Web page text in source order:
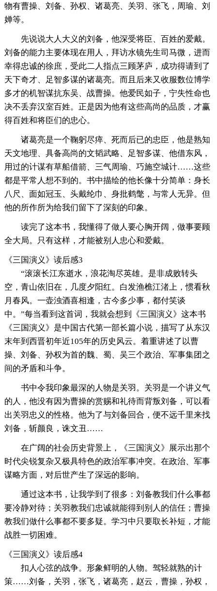
物有曹操、刘备、孙权、诸葛亮、关羽、张飞，周瑜、刘
婵等。
先说说大人大义的刘备，他深受将臣、百姓的爱戴。
刘备的能力主要体现在用人，拜访水镜先生司马微，进而
幸得忠诚的徐庶，受此二人指点三顾茅庐，成功得请到了
天下奇才、足智多谋的诸葛亮。而且后来又收服数位博学
多才的机智谋抗东吴、战曹操。他爱民如子，宁失性命也
决不丢弃汉室百姓。正是因为他有这些高尚的品质，才赢
得百姓和将臣们的忠心。
诸葛亮是一个鞠躬尽瘁、死而后已的忠臣，他是熟知
天文地理、具备高尚的文韬武略、足智多谋、他借东风，
用过的计谋有草船借箭、三气周瑜、巧施空城计……这些
都是平常人想不到的。书中描绘的他长像十分简单：身长
八尺、面如冠玉、头戴纶巾、身批鹤氅，与常人无异。但
他的所作所为给我们留下了深刻的印象。
读完了这本书，我懂得了做人要心胸开阔，做事要顾
全大局。只有这样，才能被别人忠心和爱戴。
《三国演义》读后感3
“滚滚长江东逝水，浪花淘尽英雄。是非成败转头
空，青山依旧在，几度夕阳红。白发渔樵江渚上，惯看秋
月春风。一壶浊酒喜相逢，古今多少事，都付笑谈
中。”每当看到这首词，我就会想到《三国演义》这本书
《三国演义》是中国古代第一部长篇小说，描写了从东汉
末年到西晋初年近105年的历史风云。着重讲述了以曹
操、刘备、孙权为首的魏、蜀、吴三个政治、军事集团之
间的矛盾和斗争。
书中令我印象最深的人物是关羽。关羽是一个讲义气
的人，他没有因为曹操的赏赐和礼待而背叛刘备，可以看
出关羽忠义的性格。他为了与刘备回合，便不远千里来找
刘备，斩颜良，诛文丑……
在广阔的社会历史背景上，《三国演义》展示出那个
时代尖锐复杂又极具特色的政治军事冲突。在政治、军事
谋略方面，对后世产生了深远的影响。
通过这本书，让我学到了很多：刘备教我们什么事都
要冷静对待；关羽教我们忠诚就能得到别人的信任；曹操
教我们做什么事都不要多疑。学习中只要取长补短，才能
战胜一切困难。
《三国演义》读后感4
扣人心弦的战争。形象鲜明的人物。驾轻就熟的计
策……刘备，关羽，张飞，诸葛亮，赵云，曹操，孙权，